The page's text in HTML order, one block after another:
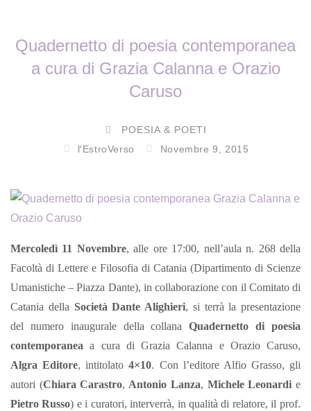
Quadernetto di poesia contemporanea
a cura di Grazia Calanna e Orazio
Caruso
POESIA & POETI
l'EstroVerso
Novembre 9, 2015
Mercoledì 11 Novembre, alle ore 17:00, nell’aula n. 268 della
Facoltà di Lettere e Filosofia di Catania (Dipartimento di Scienze
Umanistiche – Piazza Dante), in collaborazione con il Comitato di
Catania della Società Dante Alighieri, si terrà la presentazione
del numero inaugurale della collanaQuadernetto di poesia
contemporanea a cura di Grazia Calanna e Orazio Caruso,
Algra Editore, intitolato4×10. Con l’editore Alfio Grasso, gli
autori (Chiara Carastro, Antonio Lanza, Michele Leonardi e
Pietro Russo) e i curatori, interverrà, in qualità di relatore, il prof.